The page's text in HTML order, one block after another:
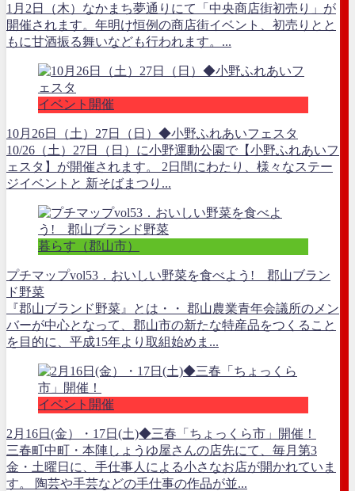
1月2日（木）なかまち夢通りにて「中央商店街初売り」が
開催されます。年明け恒例の商店街イベント、初売りとと
もに甘酒振る舞いなども行われます。...
イベント開催
10月26日（土）27日（日）◆小野ふれあいフェスタ
10/26（土）27日（日）に小野運動公園で【小野ふれあいフ
ェスタ】が開催されます。 2日間にわたり、様々なステー
ジイベントと 新そばまつり...
暮らす（郡山市）
プチマップvol53．おいしい野菜を食べよう! 郡山ブラン
ド野菜
『郡山ブランド野菜』とは・・ 郡山農業青年会議所のメン
バーが中心となって、郡山市の新たな特産品をつくること
を目的に、平成15年より取組始めま...
イベント開催
2月16日(金）・17日(土)◆三春「ちょっくら市」開催！
三春町中町・本陣しょうゆ屋さんの店先にて、毎月第3
金・土曜日に、手仕事人による小さなお店が開かれていま
す。 陶芸や手芸などの手仕事の作品が並...